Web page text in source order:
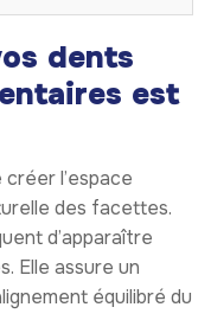
dents
est
l’espace
des facettes.
d’apparaître
Elle assure un
équilibré du